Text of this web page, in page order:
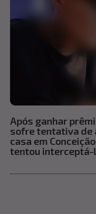
Após ganhar
sofre tentativa de
casa em
tentou